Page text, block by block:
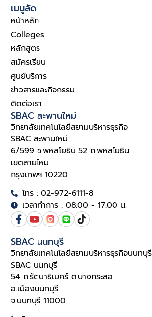
เมนูลัด
หน้าหลัก
Colleges
หลักสูตร
สมัครเรียน
ศูนย์บริการ
ข่าวสารและกิจกรรม
ติดต่อเรา
SBAC สะพานใหม่
วิทยาลัยเทคโนโลยีสยามบริหารธุรกิจ
SBAC สะพานใหม่
6/599 ซ.พหลโยธิน 52 ถ.พหลโยธิน
เขตสายไหม
กรุงเทพฯ 10220
โทร : 02-972-6111-8
เวลาทำการ : 08:00 - 17:00 น.
SBAC นนทบุรี
วิทยาลัยเทคโนโลยีสยามบริหารธุรกิจนนทบุรี
SBAC นนทบุรี
54 ถ.รัตนาธิเบศร์ ต.บางกระสอ
อ.เมืองนนทบุรี
จ.นนทบุรี 11000